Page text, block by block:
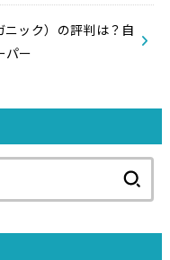
ック）の評判は？自
パー